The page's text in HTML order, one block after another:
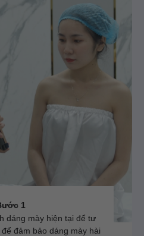
1
dáng mày hiện tại để tư
đảm bảo dáng mày hài